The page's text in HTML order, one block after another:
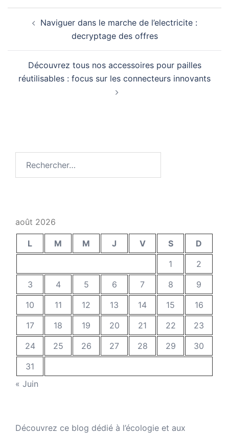
d’articleNaviguer dans le marche de l’electricite :
decryptage des offres
Découvrez tous nos accessoires pour pailles
réutilisables : focus sur les connecteurs innovants
août 2026
L M M J V S
D
1
2
3
4 5 6 7 8
9
10
11 12 13 14 15
16
17
18 19 20 21 22
23
24
25 26 27 28 29
30
31
« Juin
Découvrez ce blog dédié à l’écologie et aux